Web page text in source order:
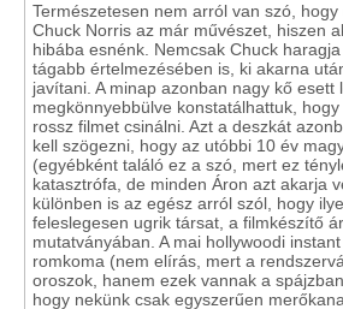
Természetesen nem arról van szó,
Chuck Norris az már művészet, hiszen
hibába esnénk. Nemcsak Chuck
tágabb értelmezésében is, ki akarna
javítani. A minap azonban nagy kő esett
megkönnyebbülve konstatálhattuk,
rossz filmet csinálni. Azt a deszkát
kell szögezni, hogy az utóbbi 10 év
(egyébként találó ez a szó, mert ez
katasztrófa, de minden Áron azt akarja
különben is az egész arról szól, hogy
feleslegesen ugrik társat, a filmkészítő
mutatványában. A mai hollywoodi
romkoma (nem elírás, mert a
oroszok, hanem ezek vannak a
hogy nekünk csak egyszerűen